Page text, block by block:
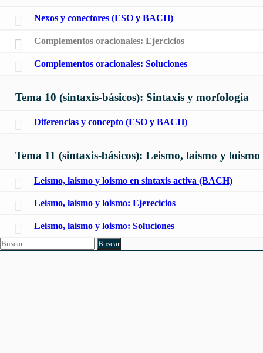
Nexos y conectores (ESO y BACH)
Complementos oracionales: Ejercicios
Complementos oracionales: Soluciones
Tema 10 (sintaxis-básicos): Sintaxis y morfología
Diferencias y concepto (ESO y BACH)
Tema 11 (sintaxis-básicos): Leismo, laismo y loismo
Leismo, laismo y loismo en sintaxis activa (BACH)
Leismo, laismo y loismo: Ejerecicios
Leismo, laismo y loismo: Soluciones
Buscar: